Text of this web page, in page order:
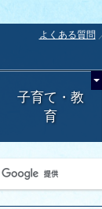
よくある質問
子育て・教
育